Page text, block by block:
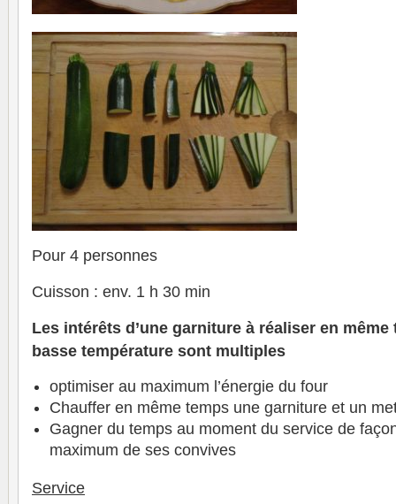
Pour 4 personnes
Cuisson : env. 1 h 30 min
Les intérêts d’une garniture à réaliser en même
basse température sont multiples
optimiser au maximum l’énergie du four
Chauffer en même temps une garniture et un
Gagner du temps au moment du service de
maximum de ses convives
Service